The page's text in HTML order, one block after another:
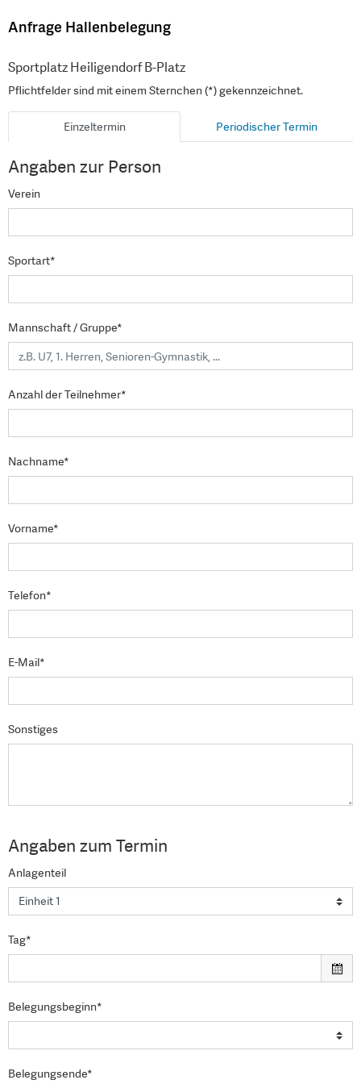
Anfrage Hallenbelegung
Sportplatz Heiligendorf B-Platz
Pflichtfelder sind mit einem Sternchen (*) gekennzeichnet.
Einzeltermin Periodischer Termin
Angaben zur Person
Verein
Sportart*
Mannschaft / Gruppe*
Anzahl der Teilnehmer*
Nachname*
Vorname*
Telefon*
E-Mail*
Sonstiges
Angaben zum Termin
Anlagenteil
Tag*
Belegungsbeginn*
Belegungsende*